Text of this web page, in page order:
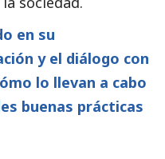
en su
y el diálogo con
lo llevan a cabo
buenas prácticas